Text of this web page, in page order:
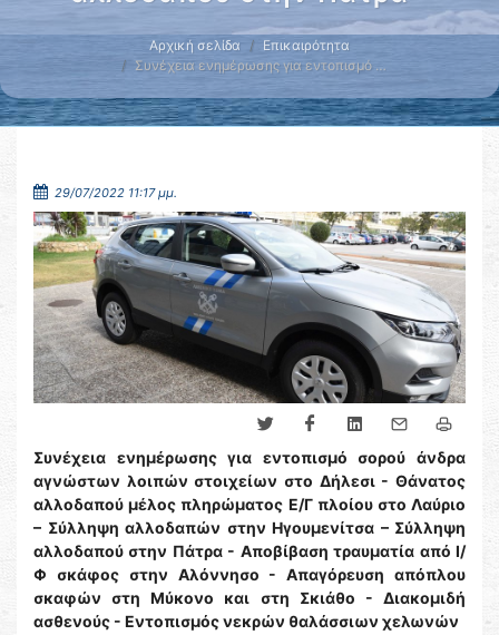
Αρχική σελίδα
Επικαιρότητα
Συνέχεια ενημέρωσης για εντοπισμό …
29/07/2022 11:17 μμ.
Συνέχεια ενημέρωσης για εντοπισμό σορού άνδρα
αγνώστων λοιπών στοιχείων στο Δήλεσι - Θάνατος
αλλοδαπού μέλος πληρώματος Ε/Γ πλοίου στο Λαύριο
– Σύλληψη αλλοδαπών στην Ηγουμενίτσα – Σύλληψη
αλλοδαπού στην Πάτρα - Αποβίβαση τραυματία από Ι/
Φ σκάφος στην Αλόννησο - Απαγόρευση απόπλου
σκαφών στη Μύκονο και στη Σκιάθο - Διακομιδή
ασθενούς - Εντοπισμός νεκρών θαλάσσιων χελωνών